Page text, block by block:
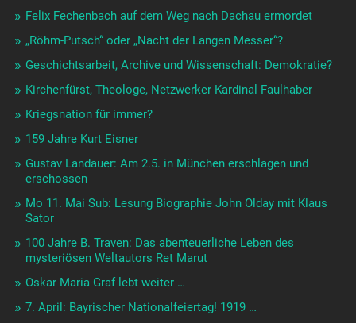
Felix Fechenbach auf dem Weg nach Dachau ermordet
„Röhm-Putsch“ oder „Nacht der Langen Messer“?
Geschichtsarbeit, Archive und Wissenschaft: Demokratie?
Kirchenfürst, Theologe, Netzwerker Kardinal Faulhaber
Kriegsnation für immer?
159 Jahre Kurt Eisner
Gustav Landauer: Am 2.5. in München erschlagen und
erschossen
Mo 11. Mai Sub: Lesung Biographie John Olday mit Klaus
Sator
100 Jahre B. Traven: Das abenteuerliche Leben des
mysteriösen Weltautors Ret Marut
Oskar Maria Graf lebt weiter …
7. April: Bayrischer Nationalfeiertag! 1919 …